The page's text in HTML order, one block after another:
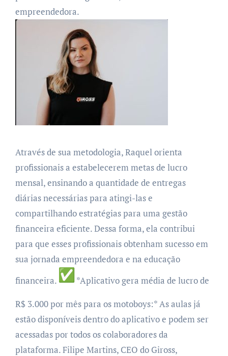
empreendedora.
Através de sua metodologia, Raquel orienta
profissionais a estabelecerem metas de lucro
mensal, ensinando a quantidade de entregas
diárias necessárias para atingi-las e
compartilhando estratégias para uma gestão
financeira eficiente. Dessa forma, ela contribui
para que esses profissionais obtenham sucesso em
sua jornada empreendedora e na educação
financeira.
*Aplicativo gera média de lucro de
R$ 3.000 por mês para os motoboys:*As aulas já
estão disponíveis dentro do aplicativo e podem ser
acessadas por todos os colaboradores da
plataforma. Filipe Martins, CEO do Giross,